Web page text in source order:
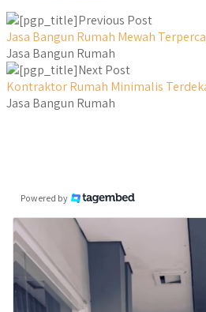
Previous Post
Jasa Bangun Rumah Mewah
Jasa Bangun Rumah
Next Post
Kontraktor Rumah Minimalis
Jasa Bangun Rumah
Powered by